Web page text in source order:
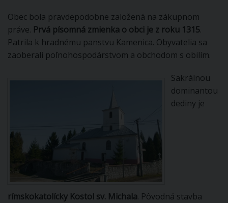
Obec bola pravdepodobne založená na zákupnom
práve. Prvá písomná zmienka o obci je z roku 1315.
Patrila k hradnému panstvu Kamenica. Obyvatelia sa
zaoberali poľnohospodárstvom a obchodom s obilím.
Sakrálnou
dominantou
dediny je
rímskokatolícky Kostol sv. Michala. Pôvodná stavba